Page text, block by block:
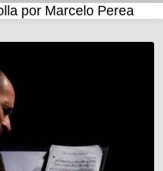
por Marcelo Perea